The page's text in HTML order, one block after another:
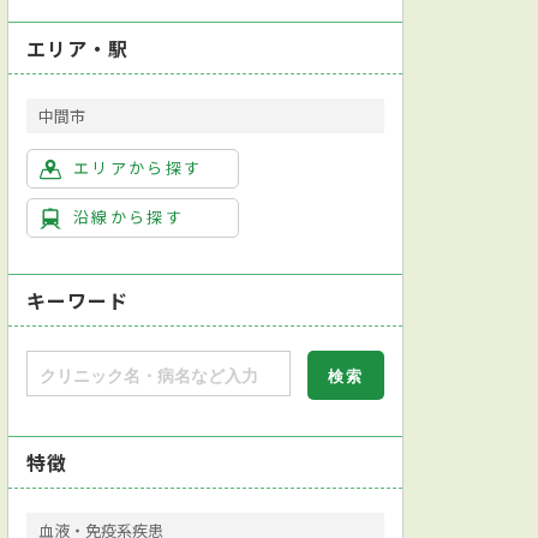
エリア・駅
中間市
エリアから探す
沿線から探す
キーワード
特徴
血液・免疫系疾患